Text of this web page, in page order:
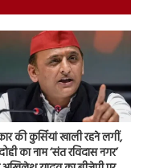
की कुर्सियां खाली रहने लगीं,
का नाम ‘संत रविदास नगर’